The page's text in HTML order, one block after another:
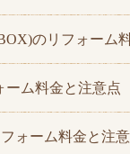
のリフォーム
ーム料金と注意点
ォーム料金と注